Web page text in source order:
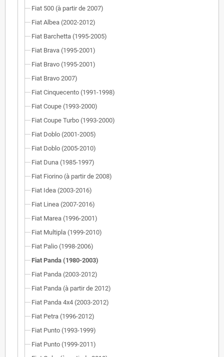
Fiat 500 (à partir de 2007)
Fiat Albea (2002-2012)
Fiat Barchetta (1995-2005)
Fiat Brava (1995-2001)
Fiat Bravo (1995-2001)
Fiat Bravo 2007)
Fiat Cinquecento (1991-1998)
Fiat Coupe (1993-2000)
Fiat Coupe Turbo (1993-2000)
Fiat Doblo (2001-2005)
Fiat Doblo (2005-2010)
Fiat Duna (1985-1997)
Fiat Fiorino (à partir de 2008)
Fiat Idea (2003-2016)
Fiat Linea (2007-2016)
Fiat Marea (1996-2001)
Fiat Multipla (1999-2010)
Fiat Palio (1998-2006)
Fiat Panda (1980-2003)
Fiat Panda (2003-2012)
Fiat Panda (à partir de 2012)
Fiat Panda 4x4 (2003-2012)
Fiat Petra (1996-2012)
Fiat Punto (1993-1999)
Fiat Punto (1999-2011)